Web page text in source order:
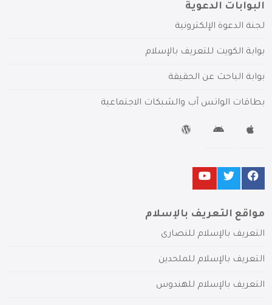
البوابات الدعوية
لجنة الدعوة الإلكترونية
بوابة الكويت للتعريف بالإسلام
بوابة الباحث عن الحقيقة
بطاقات الواتس آب والشبكات الاجتماعية
مواقع التعريف بالإسلام
التعريف بالإسلام للنصارى
التعريف بالإسلام للملحدين
التعريف بالإسلام للهندوس